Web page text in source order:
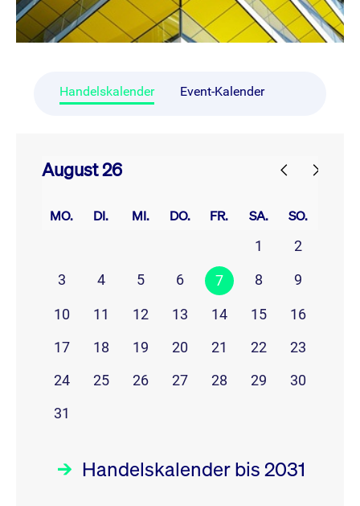
Handelskalender Event-Kalender
August 26
MO. DI. MI. DO. FR. SA. SO.
1
2
3
4 5 6 7 8 9
10 11 12 13 14 15
16
17
18 19 20 21 22
23
24
25 26 27 28 29
30
31
Handelskalender bis 2031